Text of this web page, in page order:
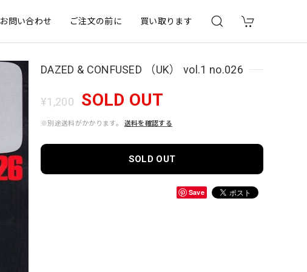
お問い合わせ ご注文の前に 買い取ります
DAZED & CONFUSED （UK） vol.1 no.026
¥1,200 SOLD OUT
※別途送料がかかります。 送料を確認する
SOLD OUT
Save